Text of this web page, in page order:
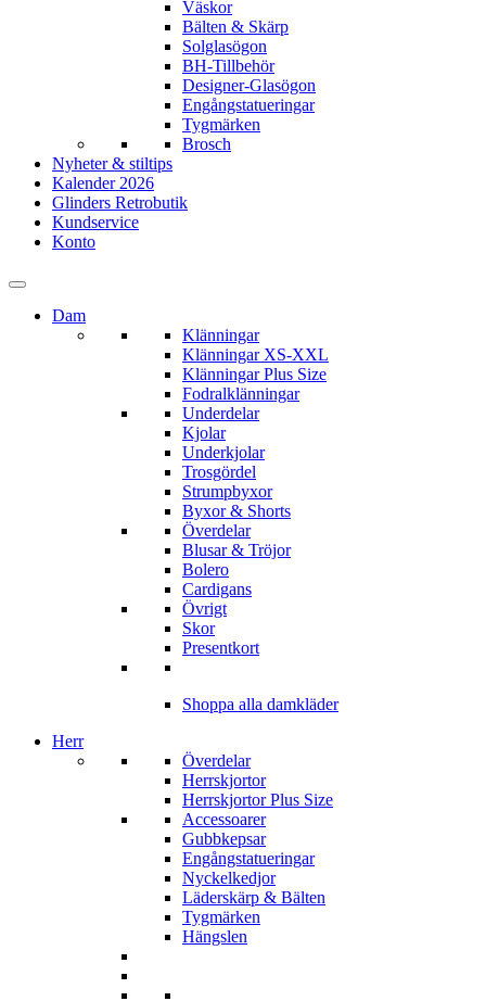
Väskor
Bälten & Skärp
Solglasögon
BH-Tillbehör
Designer-Glasögon
Engångstatueringar
Tygmärken
Brosch
Nyheter & stiltips
Kalender 2026
Glinders Retrobutik
Kundservice
Konto
Dam
Klänningar
Klänningar XS-XXL
Klänningar Plus Size
Fodralklänningar
Underdelar
Kjolar
Underkjolar
Trosgördel
Strumpbyxor
Byxor & Shorts
Överdelar
Blusar & Tröjor
Bolero
Cardigans
Övrigt
Skor
Presentkort
Shoppa alla damkläder
Herr
Överdelar
Herrskjortor
Herrskjortor Plus Size
Accessoarer
Gubbkepsar
Engångstatueringar
Nyckelkedjor
Läderskärp & Bälten
Tygmärken
Hängslen